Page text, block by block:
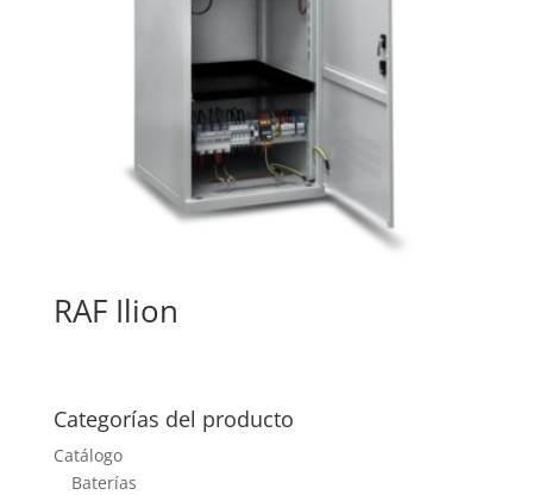
RAF Ilion
Categorías del producto
Catálogo
Baterías